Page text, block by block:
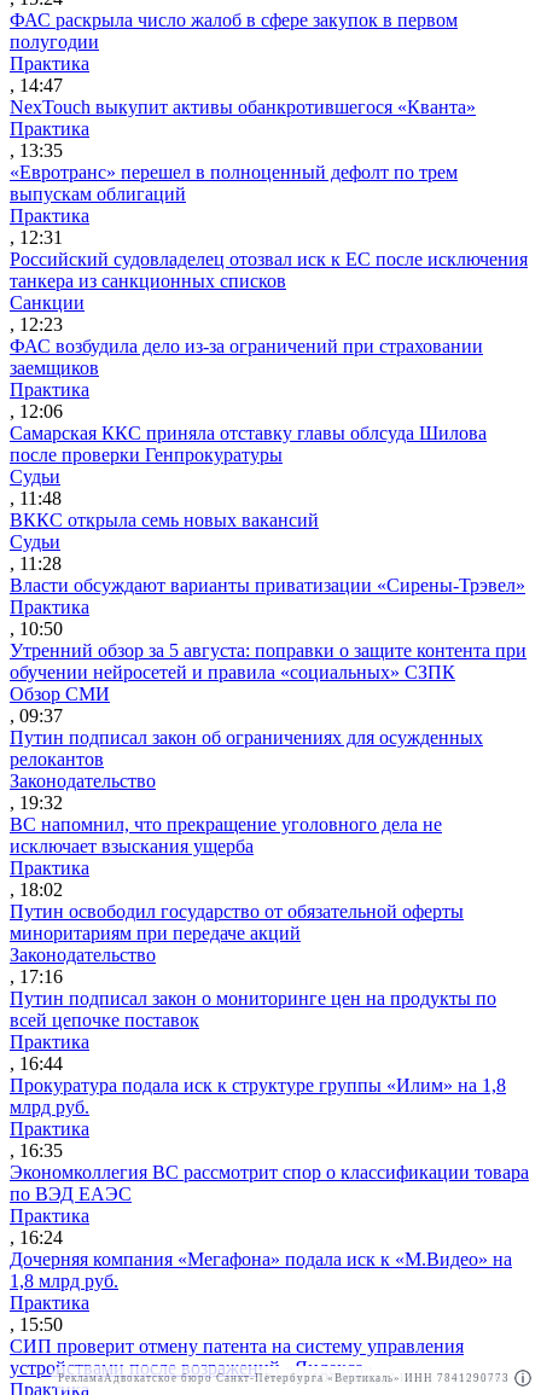
Реклама АО"Право.ру" ИНН: 7708095468
ФАС раскрыла число жалоб в сфере закупок в первом
полугодии
Практика
, 14:47
NexTouch выкупит активы обанкротившегося «Кванта»
Практика
, 13:35
«Евротранс» перешел в полноценный дефолт по трем
выпускам облигаций
Практика
, 12:31
Российский судовладелец отозвал иск к ЕС после исключения
танкера из санкционных списков
Санкции
, 12:23
ФАС возбудила дело из-за ограничений при страховании
заемщиков
Практика
, 12:06
Самарская ККС приняла отставку главы облсуда Шилова
после проверки Генпрокуратуры
Судьи
, 11:48
ВККС открыла семь новых вакансий
Судьи
, 11:28
Власти обсуждают варианты приватизации «Сирены-Трэвел»
Практика
, 10:50
Утренний обзор за 5 августа: поправки о защите контента при
обучении нейросетей и правила «социальных» СЗПК
Обзор СМИ
, 09:37
Путин подписал закон об ограничениях для осужденных
релокантов
Законодательство
, 19:32
ВС напомнил, что прекращение уголовного дела не
исключает взыскания ущерба
Практика
, 18:02
Путин освободил государство от обязательной оферты
миноритариям при передаче акций
Законодательство
, 17:16
Путин подписал закон о мониторинге цен на продукты по
всей цепочке поставок
Практика
, 16:44
Прокуратура подала иск к структуре группы «Илим» на 1,8
млрд руб.
Практика
, 16:35
Экономколлегия ВС рассмотрит спор о классификации товара
по ВЭД ЕАЭС
Практика
, 16:24
Дочерняя компания «Мегафона» подала иск к «М.Видео» на
1,8 млрд руб.
Практика
, 15:50
СИП проверит отмену патента на систему управления
устройствами после возражений «Яндекса»
Практика
РекламаАдвокатское бюро Санкт-Петербурга «Вертикаль» ИНН 7841290773